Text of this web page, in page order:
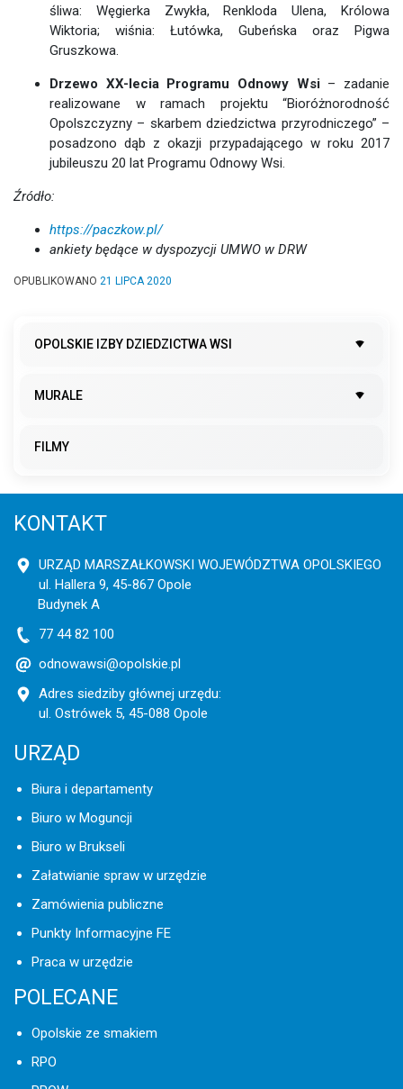
śliwa: Węgierka Zwykła, Renkloda Ulena, Królowa
Wiktoria; wiśnia: Łutówka, Gubeńska oraz Pigwa
Gruszkowa.
Drzewo XX-lecia Programu Odnowy Wsi – zadanie
realizowane w ramach projektu “Bioróżnorodność
Opolszczyzny – skarbem dziedzictwa przyrodniczego” –
posadzono dąb z okazji przypadającego w roku 2017
jubileuszu 20 lat Programu Odnowy Wsi.
Źródło:
https://paczkow.pl/
ankiety będące w dyspozycji UMWO w DRW
OPUBLIKOWANO 21 LIPCA 2020
OPOLSKIE IZBY DZIEDZICTWA WSI
MURALE
FILMY
KONTAKT
URZĄD MARSZAŁKOWSKI WOJEWÓDZTWA OPOLSKIEGO
ul. Hallera 9, 45-867 Opole
Budynek A
77 44 82 100
odnowawsi@opolskie.pl
Adres siedziby głównej urzędu:
ul. Ostrówek 5, 45-088 Opole
URZĄD
Biura i departamenty
Biuro w Moguncji
Biuro w Brukseli
Załatwianie spraw w urzędzie
Zamówienia publiczne
Punkty Informacyjne FE
Praca w urzędzie
POLECANE
Opolskie ze smakiem
RPO